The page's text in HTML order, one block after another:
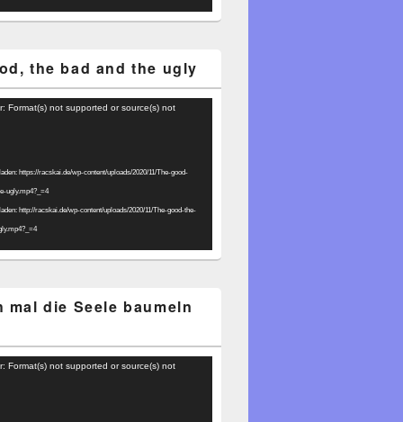
the bad and the ugly
Format(s) not supported or source(s) not
https://racskai.de/wp-content/uploads/2020/11/The-good-
ugly.mp4?_=4
http://racskai.de/wp-content/uploads/2020/11/The-good-the-
mal die Seele baumeln
Format(s) not supported or source(s) not